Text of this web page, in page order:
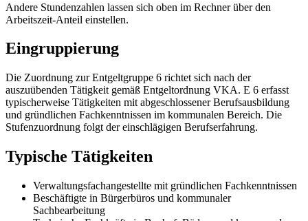
Andere Stundenzahlen lassen sich oben im Rechner über den
Arbeitszeit-Anteil einstellen.
Eingruppierung
Die Zuordnung zur Entgeltgruppe 6 richtet sich nach der
auszuübenden Tätigkeit gemäß Entgeltordnung VKA. E 6 erfasst
typischerweise Tätigkeiten mit abgeschlossener Berufsausbildung
und gründlichen Fachkenntnissen im kommunalen Bereich. Die
Stufenzuordnung folgt der einschlägigen Berufserfahrung.
Typische Tätigkeiten
Verwaltungsfachangestellte mit gründlichen Fachkenntnissen
Beschäftigte in Bürgerbüros und kommunaler
Sachbearbeitung